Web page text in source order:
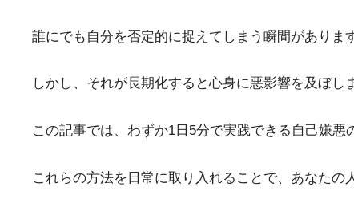
誰にでも自分を否定的に捉えてしまう瞬間がありま
しかし、それが長期化すると心身に悪影響を及ぼし
この記事では、わずか1日5分で実践できる自己嫌悪
これらの方法を日常に取り入れることで、あなたの